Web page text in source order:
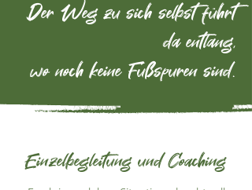
Der Weg zu sich selbst führt
da entlang,
wo noch keine Fußspuren sind.
Einzelbegleitung und Coaching